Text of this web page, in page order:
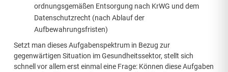
ordnungsgemäßen Entsorgung nach KrWG und dem
Datenschutzrecht (nach Ablauf der
Aufbewahrungsfristen)
Setzt man dieses Aufgabenspektrum in Bezug zur
gegenwärtigen Situation im Gesundheitssektor, stellt sich
schnell vor allem erst einmal eine Frage: Können diese Aufgaben